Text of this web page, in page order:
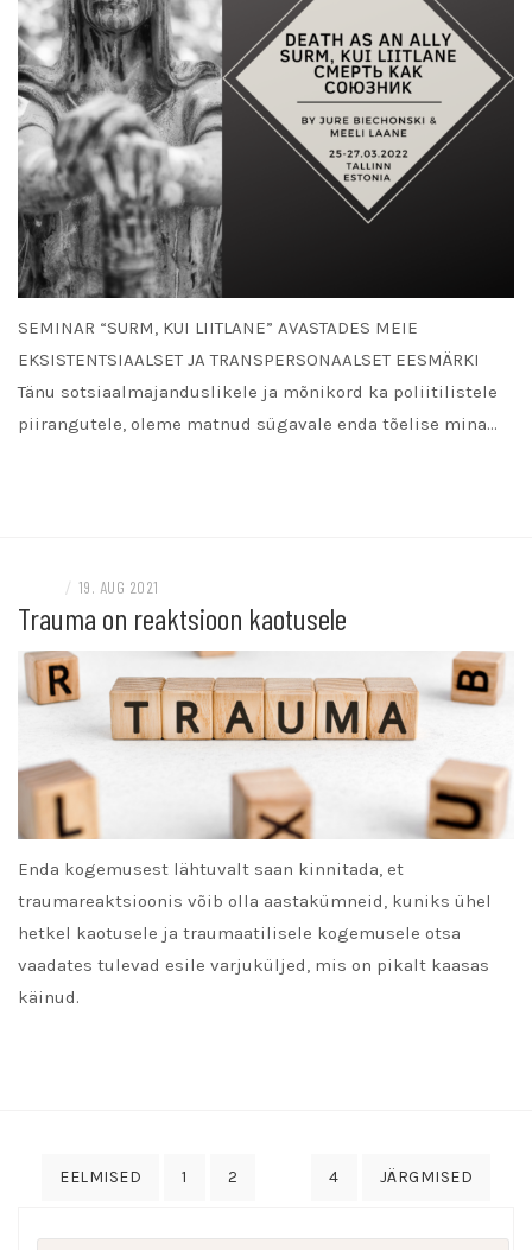
SEMINAR “SURM, KUI LIITLANE” AVASTADES MEIE
EKSISTENTSIAALSET JA TRANSPERSONAALSET EESMÄRKI
Tänu sotsiaalmajanduslikele ja mõnikord ka poliitilistele
piirangutele, oleme matnud sügavale enda tõelise mina…
/ 19. AUG 2021
Trauma on reaktsioon kaotusele
Enda kogemusest lähtuvalt saan kinnitada, et
traumareaktsioonis võib olla aastakümneid, kuniks ühel
hetkel kaotusele ja traumaatilisele kogemusele otsa
vaadates tulevad esile varjuküljed, mis on pikalt kaasas
käinud.
EELMISED 1 2 4 JÄRGMISED